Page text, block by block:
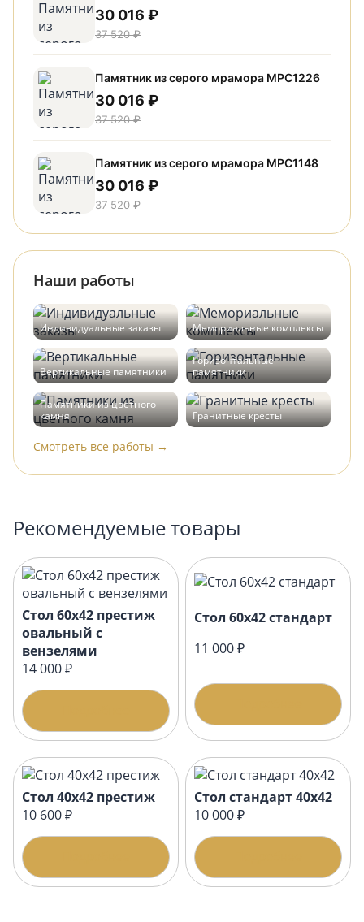
30 016 ₽
37 520 ₽
Памятник из серого мрамора МРС1226
30 016 ₽
37 520 ₽
Памятник из серого мрамора МРС1148
30 016 ₽
37 520 ₽
Наши работы
Индивидуальные заказы Мемориальные комплексы
Вертикальные памятники
Горизонтальные
памятники
Памятники из цветного
камня
Гранитные кресты
Смотреть все работы →
Рекомендуемые товары
Стол 60х42 престиж
овальный с
вензелями
14 000 ₽
Стол 60х42 стандарт
11 000 ₽
Стол 40х42 престиж
10 600 ₽
Стол стандарт 40х42
10 000 ₽